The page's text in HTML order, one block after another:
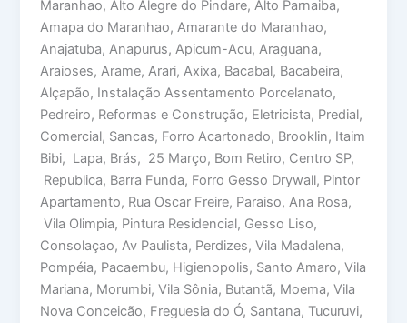
Maranhao, Alto Alegre do Pindare, Alto Parnaiba,
Amapa do Maranhao, Amarante do Maranhao,
Anajatuba, Anapurus, Apicum-Acu, Araguana,
Araioses, Arame, Arari, Axixa, Bacabal, Bacabeira,
Alçapão, Instalação Assentamento Porcelanato,
Pedreiro, Reformas e Construção, Eletricista, Predial,
Comercial, Sancas, Forro Acartonado, Brooklin, Itaim
Bibi, Lapa, Brás, 25 Março, Bom Retiro, Centro SP,
Republica, Barra Funda, Forro Gesso Drywall, Pintor
Apartamento, Rua Oscar Freire, Paraiso, Ana Rosa,
Vila Olimpia, Pintura Residencial, Gesso Liso,
Consolaçao, Av Paulista, Perdizes, Vila Madalena,
Pompéia, Pacaembu, Higienopolis, Santo Amaro, Vila
Mariana, Morumbi, Vila Sônia, Butantã, Moema, Vila
Nova Conceicão, Freguesia do Ó, Santana, Tucuruvi,